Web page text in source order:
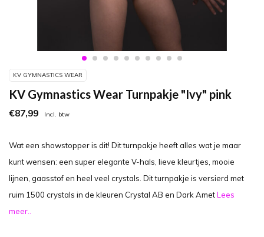
KV GYMNASTICS WEAR
KV Gymnastics Wear Turnpakje "Ivy" pink
€87,99 Incl. btw
Wat een showstopper is dit! Dit turnpakje heeft alles wat je maar
kunt wensen: een super elegante V-hals, lieve kleurtjes, mooie
lijnen, gaasstof en heel veel crystals. Dit turnpakje is versierd met
ruim 1500 crystals in de kleuren Crystal AB en Dark AmetLees
meer..